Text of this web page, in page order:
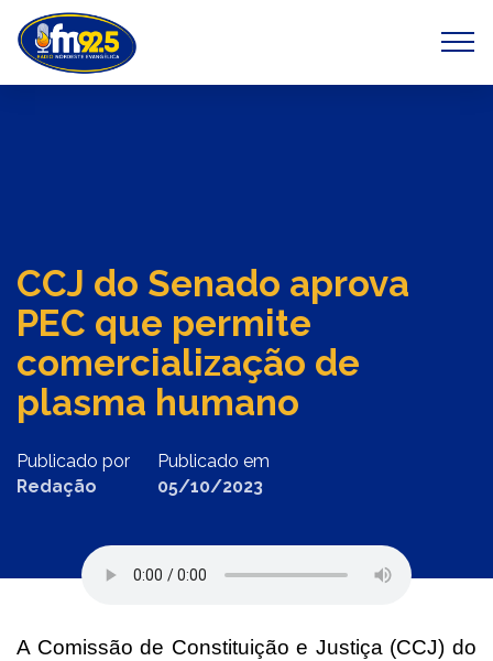
Previous Next
CCJ do Senado aprova
PEC que permite
comercialização de
plasma humano
Publicado por
Redação
Publicado em
05/10/2023
A Comissão de Constituição e Justiça (CCJ) do